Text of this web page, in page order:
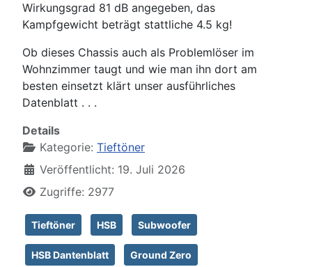
Wirkungsgrad 81 dB angegeben, das
Kampfgewicht beträgt stattliche 4.5 kg!
Ob dieses Chassis auch als Problemlöser im
Wohnzimmer taugt und wie man ihn dort am
besten einsetzt klärt unser ausführliches
Datenblatt . . .
Details
Kategorie: Tieftöner
Veröffentlicht: 19. Juli 2026
Zugriffe: 2977
Tieftöner HSB Subwoofer
HSB Dantenblatt Ground Zero